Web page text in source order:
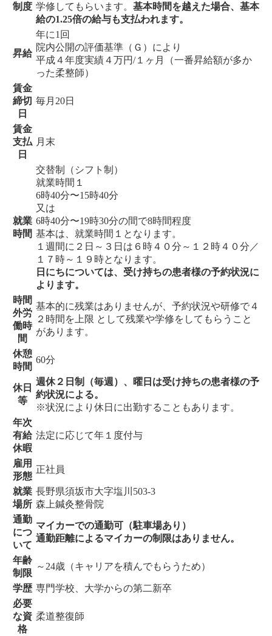
制度 学修してもらいます。 基本時間を越えた場合、基本
給の1.25倍の給与も支払われます。
昇給
年に1回
院内公開の評価基準（Ｇ）により
平成４年度実績４万円/１ヶ月（一番昇給額が多か
った柔整師）
賃金
締切
日
毎月20日
賃金
支払
日
月末
就業
時間
交替制（シフト制）
就業時間１
6時40分〜15時40分
又は
6時40分〜19時30分の間で8時間程度
基本は、就業時間１となります。
１週間に２日～３日は６時４０分～１２時４０分／
１７時～１９時となります。
日にちについては、受け持ちの患者様の予約状況に
よります。
時間
外労
働時
間
基本的に残業はありませんが、予約状況や研修で４
２時間を上限 として残業や学修をしてもらうこと
があります。
休憩
時間
60分
休日
等
週休２日制（毎週）、曜日は受け持ちの患者様の予
約状況による。
※状況により休日に出勤することもあります。
年次
有給
休暇
法定に応じて年１度付与
雇用
形態
正社員
就業
場所
長野県須坂市大字塩川503-3
森上鍼灸整骨院
通勤
につ
いて
マイカーでの通勤可（駐車場あり）
通勤距離によるマイカーの制限はありません。
年齢
制限
～24歳（キャリアを積んでもらうため）
学歴 専門学校、大学からの第二新卒
必要
な資
格
柔道整復師